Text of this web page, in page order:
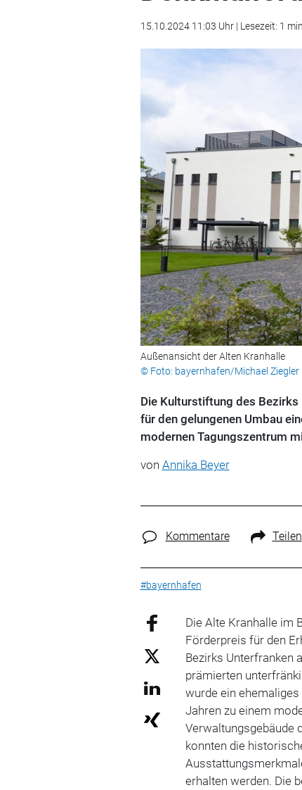
15.10.2024 11:03 Uhr | Lesezeit: 1 min
Außenansicht der Alten Kranhalle
© Foto: bayernhafen/Michael Ziegler
Die Kulturstiftung des
für den gelungenen Umbau
modernen Tagungszentrum
von Annika Beyer
Kommentare Teilen
#bayernhafen
Die Alte Kranhalle im
Förderpreis für den
Bezirks Unterfranken
prämierten
wurde ein
Jahren zu einem
Verwaltungsgebäude
konnten die
erhalten werden. Die